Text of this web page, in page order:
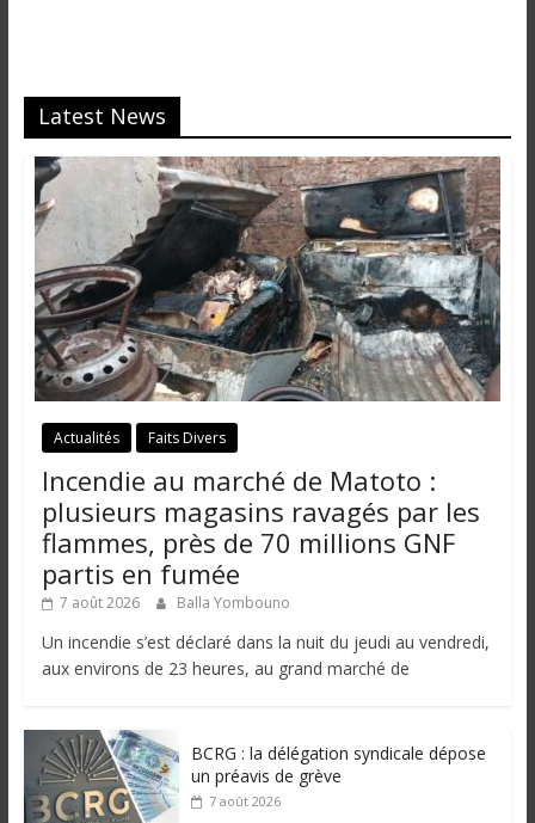
Latest News
Actualités Faits Divers
Incendie au marché de Matoto :
plusieurs magasins ravagés par les
flammes, près de 70 millions GNF
partis en fumée
7 août 2026 Balla Yombouno
Un incendie s’est déclaré dans la nuit du jeudi au vendredi,
aux environs de 23 heures, au grand marché de
BCRG : la délégation syndicale dépose
un préavis de grève
7 août 2026